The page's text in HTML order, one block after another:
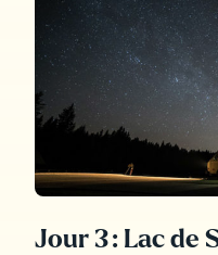
Jour 3 : Lac de